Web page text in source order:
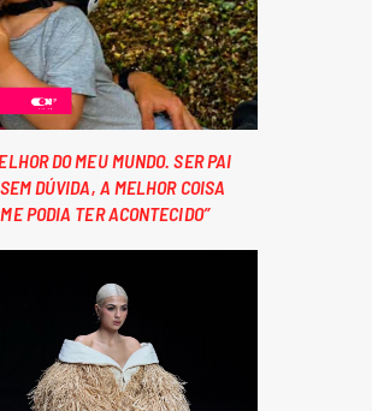
DO MEU MUNDO. SER PAI
DÚVIDA, A MELHOR COISA
PODIA TER ACONTECIDO”